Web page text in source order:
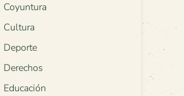
Coyuntura
Cultura
Deporte
Derechos
Educación